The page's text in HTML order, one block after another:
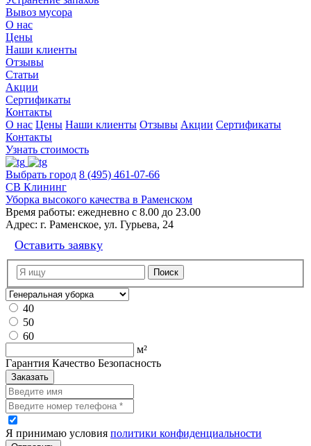
Вывоз мусора
О нас
Цены
Наши клиенты
Отзывы
Статьи
Акции
Сертификаты
Контакты
О нас Цены Наши клиенты Отзывы Акции Сертификаты
Контакты
Узнать стоимость
Выбрать город 8 (495) 461-07-66
СВ Клининг
Уборка высокого качества в Раменском
Время работы: ежедневно с 8.00 до 23.00
Адрес: г. Раменское, ул. Гурьева, 24
Оставить заявку
40
50
60
м²
Гарантия Качество Безопасность
Заказать
Я принимаю условия политики конфиденциальности